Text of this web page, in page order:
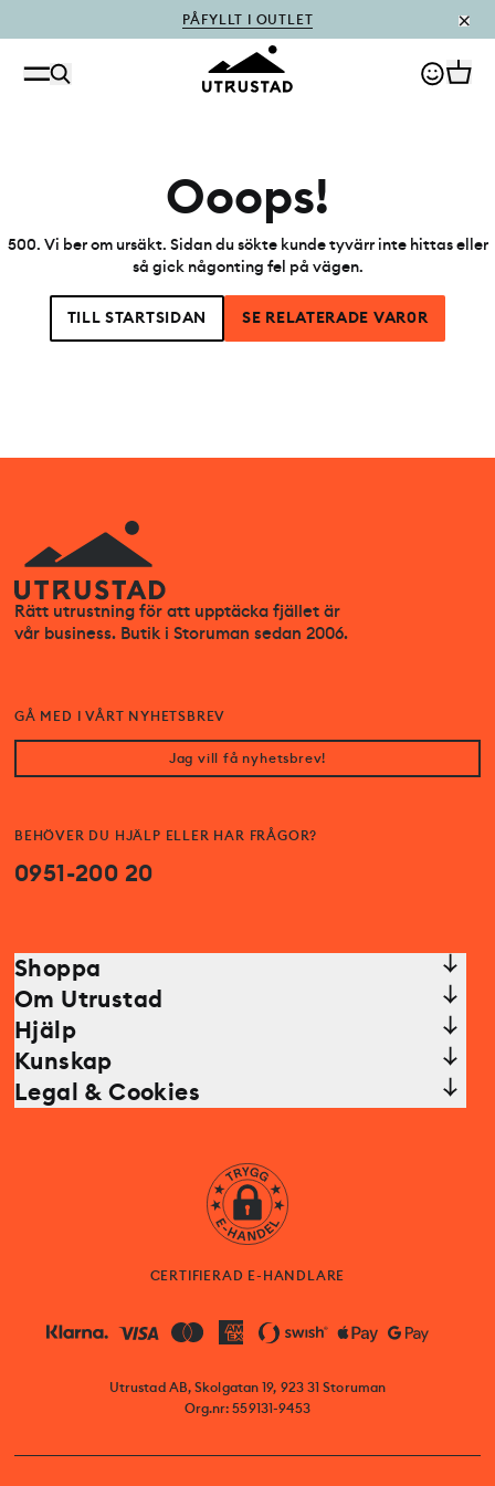
PÅFYLLT I OUTLET
Ooops!
500. Vi ber om ursäkt. Sidan du sökte kunde tyvärr inte hittas eller
så gick någonting fel på vägen.
TILL STARTSIDAN SE RELATERADE VAR0R
Rätt utrustning för att upptäcka fjället är
vår business. Butik i Storuman sedan 2006.
BEHÖVER DU HJÄLP ELLER HAR FRÅGOR?
0951-200 20
GÅ MED I VÅRT NYHETSBREV
Jag vill få nyhetsbrev!
Shoppa
Om Utrustad
Hjälp
Kunskap
Legal & Cookies
CERTIFIERAD E-HANDLARE
Utrustad AB, Skolgatan 19, 923 31 Storuman
Org.nr: 559131-9453